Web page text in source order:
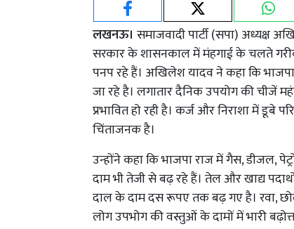
लखनऊ। समाजवादी पार्टी (सपा) अध्यक्ष
सरकार के शासनकाल में मंहगाई के चलते
पनप रहे हैं। अखिलेश यादव ने कहा कि
जा रहे है। लगातार दैनिक उपयोग की चीजें
प्रभावित हो रही है। कर्ज और निराशा में डूबे
चिंताजनक है।
उन्होंने कहा कि भाजपा राज में गैस, डीजल,
दाम भी तेजी से बढ़ रहे हैं। तेल और खाद्य
दाल के दाम दस रूपए तक बढ़ गए है। रवा,
लोग उपभोग की वस्तुओं के दामों में भारी